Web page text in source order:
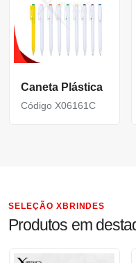
Caneta Plástica
Código X06161C
SELEÇÃO XBRINDES
Produtos em